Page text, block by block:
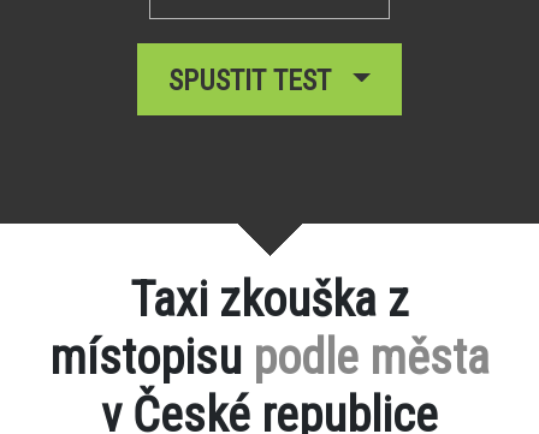
SPUSTIT TEST
Taxi zkouška z
místopisu podle města
v České republice